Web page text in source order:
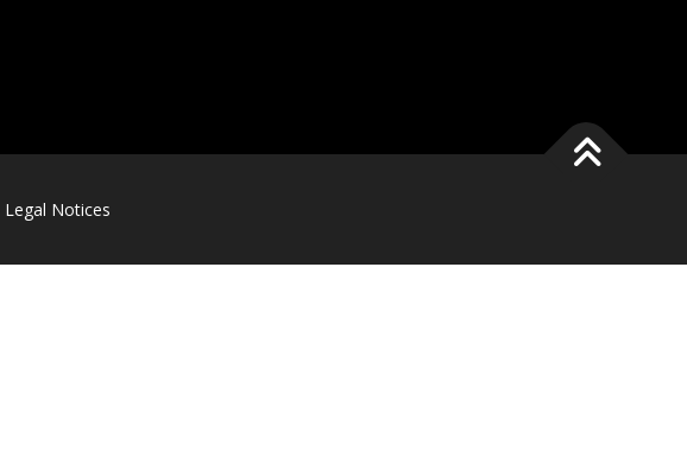
Legal Notices